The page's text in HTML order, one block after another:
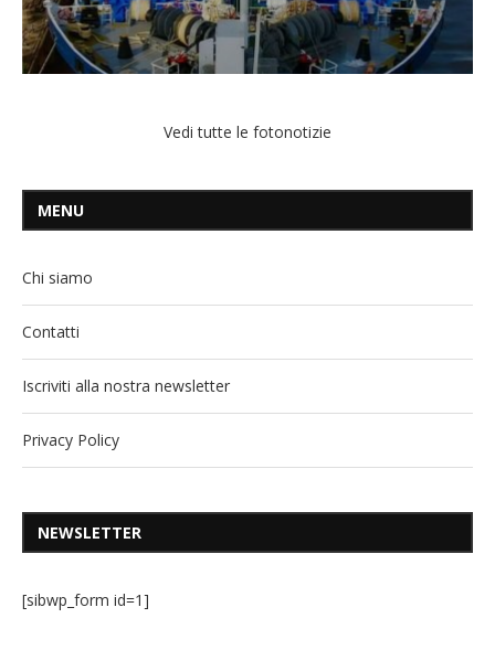
Vedi tutte le fotonotizie
MENU
Chi siamo
Contatti
Iscriviti alla nostra newsletter
Privacy Policy
NEWSLETTER
[sibwp_form id=1]